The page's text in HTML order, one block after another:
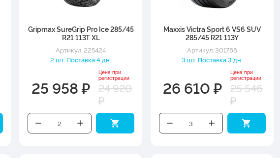
Gripmax SureGrip Pro Ice 285/45
R21 113T XL
Артикул: 225424
2 шт. Поставка 4 дн.
25 958 ₽
Цена при
регистрации
24 920
₽
Maxxis Victra Sport 6 VS6 SUV
285/45 R21 113Y
Артикул: 301788
3 шт. Поставка 3 дн.
26 610 ₽
Цена при
регистрации
25 546
₽